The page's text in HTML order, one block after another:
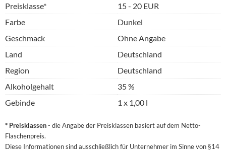
Preisklasse*
15 - 20 EUR
Farbe
Dunkel
Geschmack
Ohne Angabe
Land
Deutschland
Region
Deutschland
Alkoholgehalt
35 %
Gebinde
1 x 1,00 l
* Preisklassen- die Angabe der Preisklassen basiert auf dem Netto-
Flaschenpreis.
Diese Informationen sind ausschließlich für Unternehmer im Sinne von §14